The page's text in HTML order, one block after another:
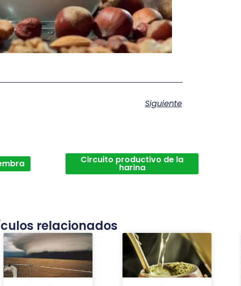
Siguiente
Circuito productivo de la
harina
relacionados